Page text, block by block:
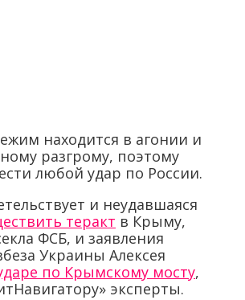
находится в агонии и
разгрому, поэтому
любой удар по России.
и неудавшаяся
теракт в Крыму,
ФСБ, и заявления
Украины Алексея
по Крымскому мосту,
эксперты.